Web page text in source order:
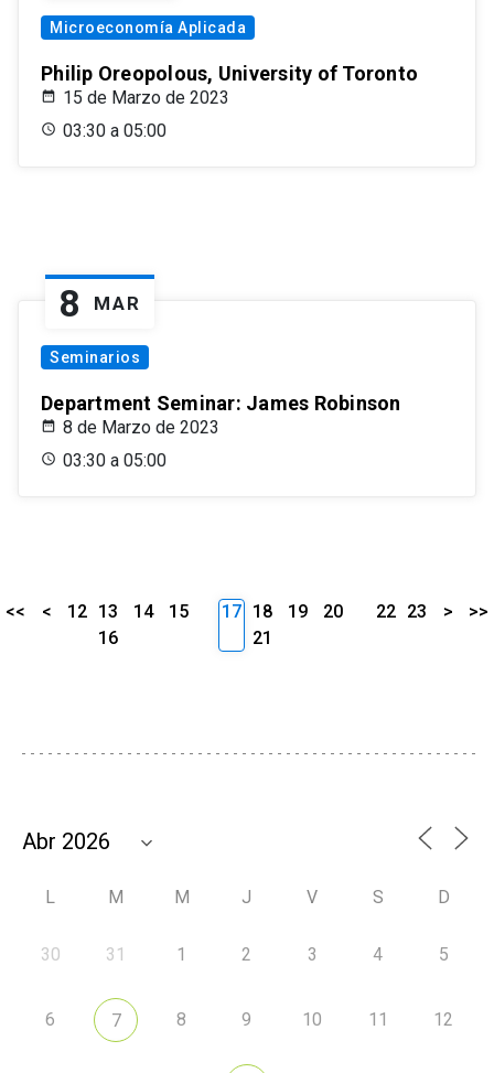
Microeconomía Aplicada
Philip Oreopolous, University of Toronto
15 de Marzo de 2023
03:30 a 05:00
8 MAR
Seminarios
Department Seminar: James Robinson
8 de Marzo de 2023
03:30 a 05:00
<< < 12 13 14
15
16
17 18 19
20
21
22 23 > >>
L M M J V S D
30 31 1 2 3 4 5
6 7 8 9 10 11 12